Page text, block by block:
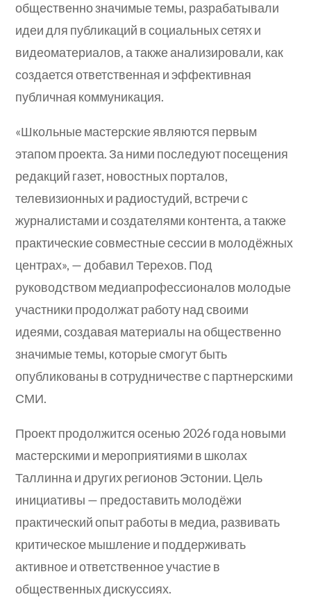
общественно значимые темы, разрабатывали
идеи для публикаций в социальных сетях и
видеоматериалов, а также анализировали, как
создается ответственная и эффективная
публичная коммуникация.
«Школьные мастерские являются первым
этапом проекта. За ними последуют посещения
редакций газет, новостных порталов,
телевизионных и радиостудий, встречи с
журналистами и создателями контента, а также
практические совместные сессии в молодёжных
центрах», — добавил Тереxов. Под
руководством медиапрофессионалов молодые
участники продолжат работу над своими
идеями, создавая материалы на общественно
значимые темы, которые смогут быть
опубликованы в сотрудничестве с партнерскими
СМИ.
Проект продолжится осенью 2026 года новыми
мастерскими и мероприятиями в школах
Таллинна и других регионов Эстонии. Цель
инициативы — предоставить молодёжи
практический опыт работы в медиа, развивать
критическое мышление и поддерживать
активное и ответственное участие в
общественных дискуссиях.